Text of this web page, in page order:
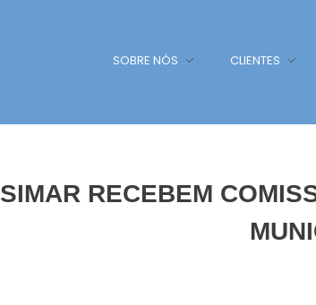
SOBRE NÓS CLIENTES
SIMAR RECEBEM